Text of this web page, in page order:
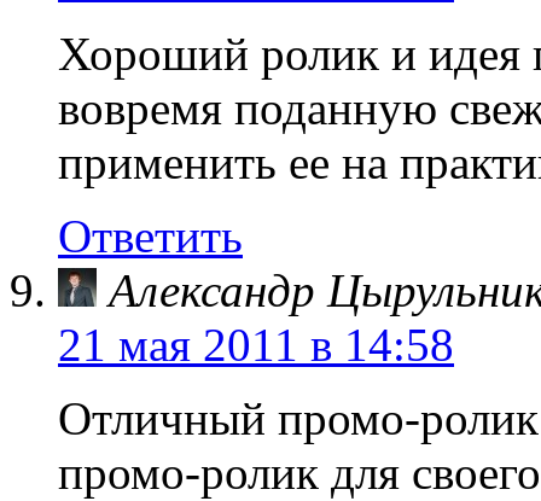
Хороший ролик и идея
вовремя поданную
применить ее на
Ответить
Александр
21 мая 2011 в 14:58
Отличный промо-ролик.
промо-ролик для